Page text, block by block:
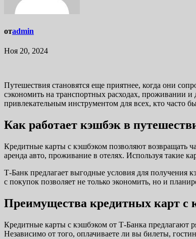
отadmin
Ноя 20, 2024
Путешествия становятся еще приятнее, когда они
сэкономить на транспортных расходах, проживании
привлекательным инструментом для всех, кто часто
Как работает кэшбэк в
Кредитные карты с кэшбэком позволяют возвращать
аренда авто, проживание в отелях. Используя такие
Т-Банк предлагает выгодные условия для получения
с покупок позволяет не только экономить, но и
Преимущества кредитных карт с
Кредитные карты с кэшбэком от Т-Банка предлагают
Независимо от того, оплачиваете ли вы билеты,